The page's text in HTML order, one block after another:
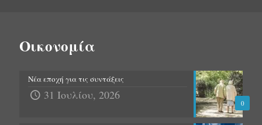
Οικονομία
0
Νέα εποχή για τις συντάξεις
31 Ιουλίου, 2026